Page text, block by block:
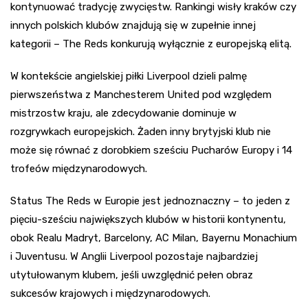
kontynuować tradycję zwycięstw. Rankingi wisły kraków czy
innych polskich klubów znajdują się w zupełnie innej
kategorii – The Reds konkurują wyłącznie z europejską elitą.
W kontekście angielskiej piłki Liverpool dzieli palmę
pierwszeństwa z Manchesterem United pod względem
mistrzostw kraju, ale zdecydowanie dominuje w
rozgrywkach europejskich. Żaden inny brytyjski klub nie
może się równać z dorobkiem sześciu Pucharów Europy i 14
trofeów międzynarodowych.
Status The Reds w Europie jest jednoznaczny – to jeden z
pięciu-sześciu największych klubów w historii kontynentu,
obok Realu Madryt, Barcelony, AC Milan, Bayernu Monachium
i Juventusu. W Anglii Liverpool pozostaje najbardziej
utytułowanym klubem, jeśli uwzględnić pełen obraz
sukcesów krajowych i międzynarodowych.